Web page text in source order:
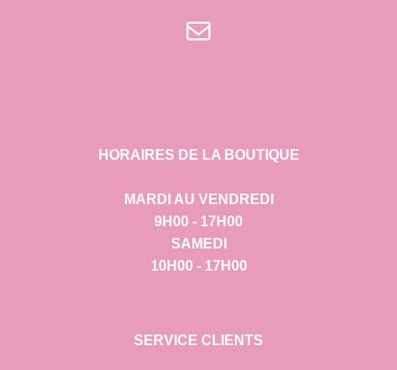
E-mail
HORAIRES DE LA BOUTIQUE
MARDI AU VENDREDI
9H00 - 17H00
SAMEDI
10H00 - 17H00
SERVICE CLIENTS